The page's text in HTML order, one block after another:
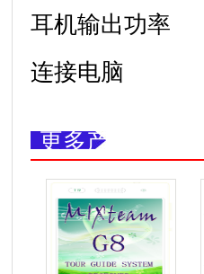
耳机输出
连接电脑
更多产品